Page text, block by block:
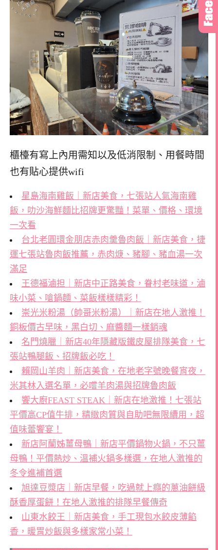
櫃檯有寫上內用需知以及低消限制、用餐時間
也有貼心提供wifi
星島海南雞飯｜新店美食，七張站人氣海南雞
飯，叻沙海鮮麵比招牌更驚豔！菜單、價格、環境
一次看
台北老圓環金朋店赤肉羹魯肉飯｜新店美食，捷
運七張站魯肉飯推薦，赤肉焿、豬腳、豬血湯一次
滿足
王德福滷担｜新店中正路美食，眷村老味道，滷
味小菜、嗆鍋麵、菜飯樣樣精彩！
崇光米粉湯（帥哥米粉湯）｜新店在地人激推！
銅板價古早味，黑白切、麻醬麵一樣銷魂
名門燒臘｜新店40年隱藏版鐵皮屋排隊美食，七
張站鴨腿飯、招牌飯必吃！
賴岡山羊肉｜新店美食，在地老字號晚餐宵夜，
米其林入選名單，必嚐羊肉湯與招牌魯肉飯
饗大廚FEAST STEAK｜新店在地激推！七張站
平價高CP值牛排，精緻肉質與自助吧無限續用，超
值味蕾饗宴！
新店阿蘭姊薑母鴨｜新店平價鍋物火鍋，不只薑
母鴨！平價熱炒、溫補火鍋多樣選，在地人激推的
冬令進補首選
旭達豆漿店｜新店早餐，吃過就上癮的蔥油餅級
酥香厚蛋餅！在地人激推的排隊早餐傳奇
山東水餃王｜新店美食，手工現包水餃皮薄餡
香，暖胃炒飯與多樣家常小菜！